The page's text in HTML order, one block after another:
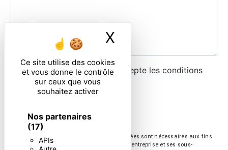
Ce site utilise des cookies
et vous donne le contrôle
sur ceux que vous
souhaitez activer
Nos partenaires
(17)
APIs
X
En cochant cette case, j'accepte les conditions
particulières ci-dessous **
** Les données personnelles communiquées sont nécessaires aux fins
de vous contacter. Elles sont destinées à l'entreprise et ses sous-